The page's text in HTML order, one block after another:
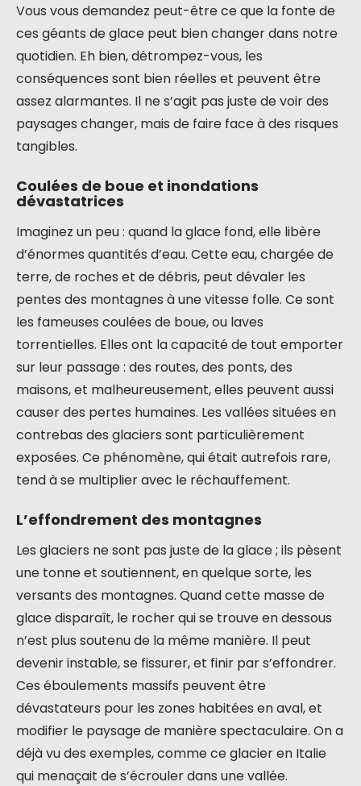
Vous vous demandez peut-être ce que la fonte de
ces géants de glace peut bien changer dans notre
quotidien. Eh bien, détrompez-vous, les
conséquences sont bien réelles et peuvent être
assez alarmantes. Il ne s’agit pas juste de voir des
paysages changer, mais de faire face à des risques
tangibles.
Coulées de boue et inondations
dévastatrices
Imaginez un peu : quand la glace fond, elle libère
d’énormes quantités d’eau. Cette eau, chargée de
terre, de roches et de débris, peut dévaler les
pentes des montagnes à une vitesse folle. Ce sont
les fameuses coulées de boue, ou laves
torrentielles. Elles ont la capacité de tout emporter
sur leur passage : des routes, des ponts, des
maisons, et malheureusement, elles peuvent aussi
causer des pertes humaines. Les vallées situées en
contrebas des glaciers sont particulièrement
exposées. Ce phénomène, qui était autrefois rare,
tend à se multiplier avec le réchauffement.
L’effondrement des montagnes
Les glaciers ne sont pas juste de la glace ; ils pèsent
une tonne et soutiennent, en quelque sorte, les
versants des montagnes. Quand cette masse de
glace disparaît, le rocher qui se trouve en dessous
n’est plus soutenu de la même manière. Il peut
devenir instable, se fissurer, et finir par s’effondrer.
Ces éboulements massifs peuvent être
dévastateurs pour les zones habitées en aval, et
modifier le paysage de manière spectaculaire. On a
déjà vu des exemples, comme ce glacier en Italie
qui menaçait de s’écrouler dans une vallée.